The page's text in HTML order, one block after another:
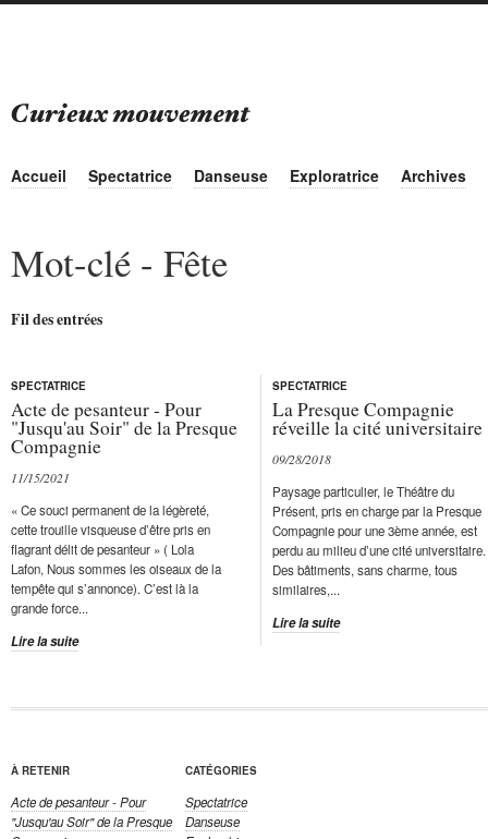
Accueil Spectatrice Danseuse Exploratrice Archives
Mot-clé - Fête
Fil des entrées
SPECTATRICE
Acte de pesanteur - Pour
"Jusqu'au Soir" de la Presque
Compagnie
11/15/2021
« Ce souci permanent de la légèreté,
cette trouille visqueuse d’être pris en
flagrant délit de pesanteur » ( Lola
Lafon, Nous sommes les oiseaux de la
tempête qui s’annonce). C’est là la
grande force...
Lire la suite
SPECTATRICE
La Presque Compagnie
réveille la cité universitaire
09/28/2018
Paysage particulier, le Théâtre du
Présent, pris en charge par la Presque
Compagnie pour une 3ème année, est
perdu au milieu d’une cité universitaire.
Des bâtiments, sans charme, tous
similaires,...
Lire la suite
À RETENIR
Acte de pesanteur - Pour
"Jusqu'au Soir" de la Presque
CATÉGORIES
Spectatrice
Danseuse